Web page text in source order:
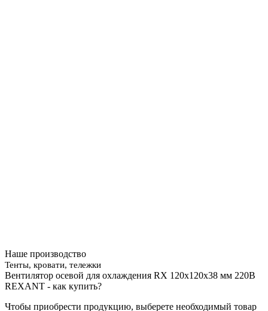
Наше производство
Тенты, кровати, тележки
Вентилятор осевой для охлаждения RX 120x120x38 мм 220В
REXANT - как купить?
Чтобы приобрести продукцию, выберете необходимый товар